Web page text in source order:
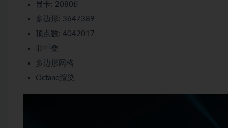
显卡: 2080ti
多边形: 3647389
顶点数: 4042017
非重叠
多边形网格
Octane渲染